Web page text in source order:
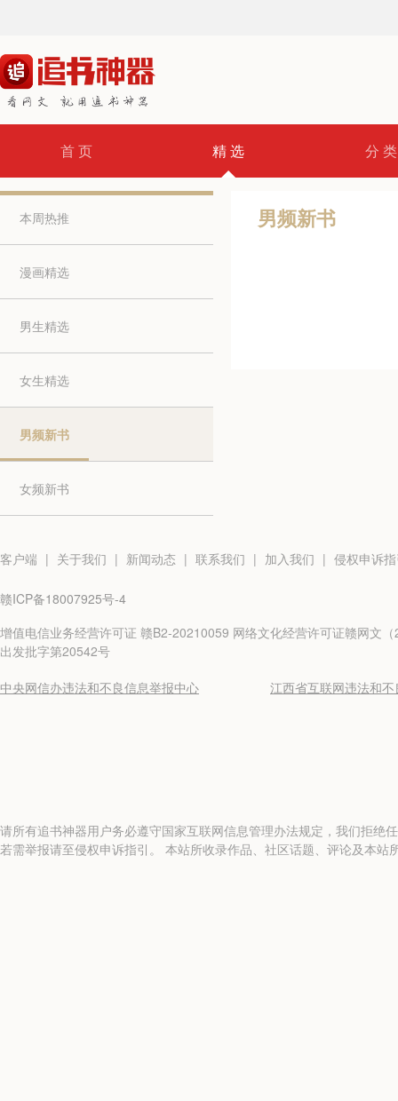
首 页 精 选 分 类
本周热推
漫画精选
男生精选
女生精选
男频新书
女频新书
男频新书
客户端 | 关于我们 | 新闻动态 | 联系我们 | 加入我们 | 侵权申诉
赣ICP备18007925号-4
增值电信业务经营许可证 赣B2-20210059 网络文化经营许可证赣网文
出发批字第20542号
中央网信办违法和不良信息举报中心 江西省互联网违法和
请所有追书神器用户务必遵守国家互联网信息管理办法规定，我们拒绝
若需举报请至侵权申诉指引。 本站所收录作品、社区话题、评论及本